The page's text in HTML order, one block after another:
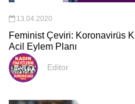
13.04.2020
Feminist Çeviri: Koronavirüs
Acil Eylem Planı
Editor